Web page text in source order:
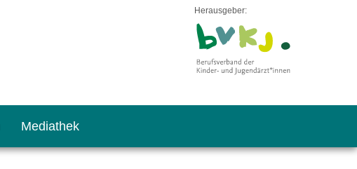
Herausgeber:
Mediathek